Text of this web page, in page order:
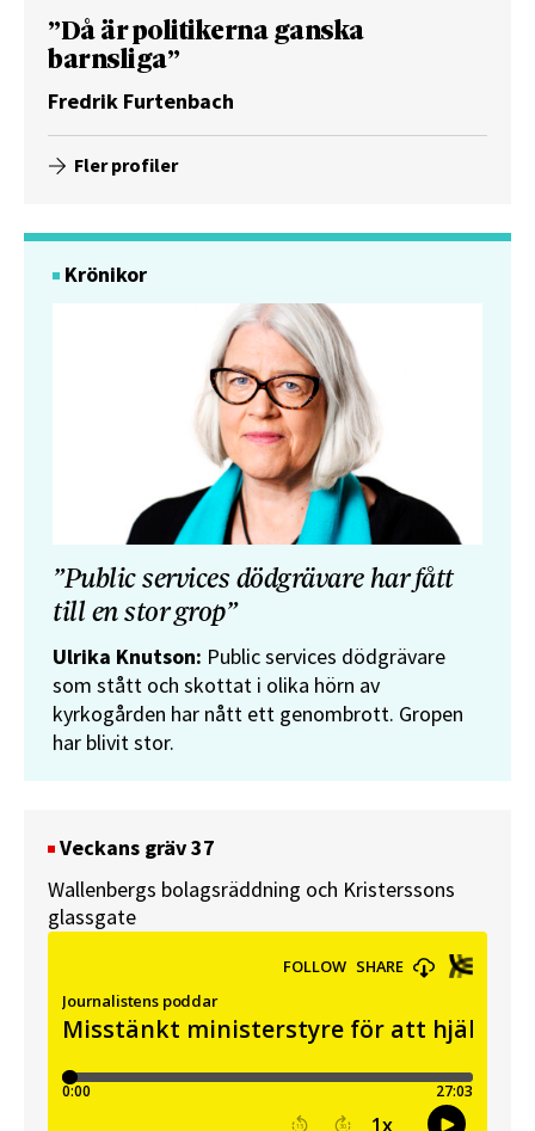
”Då är politikerna ganska
barnsliga”
Fredrik Furtenbach
Fler profiler
Krönikor
”Public services dödgrävare har fått
till en stor grop”
Ulrika Knutson: Public services dödgrävare
som stått och skottat i olika hörn av
kyrkogården har nått ett genombrott. Gropen
har blivit stor.
Veckans gräv 37
Wallenbergs bolagsräddning och Kristerssons
glassgate